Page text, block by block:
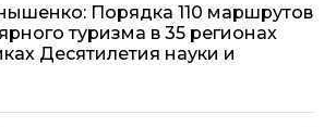
Порядка 110 маршрутов
туризма в 35 регионах
Десятилетия науки и